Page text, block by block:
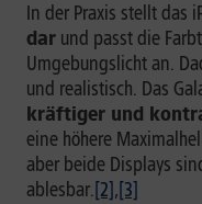
In der Praxis stellt das
dar und passt die
Umgebungslicht an.
und realistisch. Das
kräftiger und
eine höhere
aber beide Displays
ablesbar.[2],[3]